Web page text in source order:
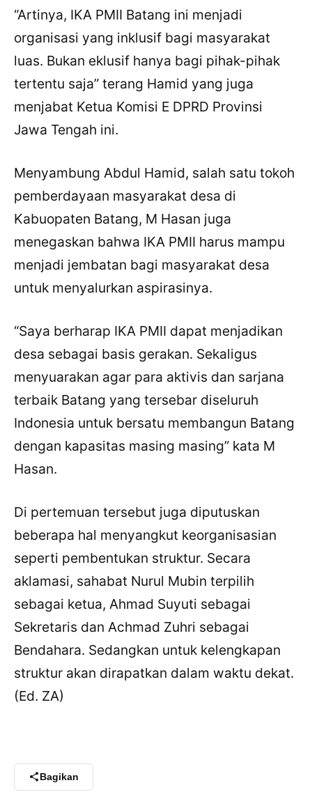
“Artinya, IKA PMII Batang ini menjadi
organisasi yang inklusif bagi masyarakat
luas. Bukan eklusif hanya bagi pihak-pihak
tertentu saja” terang Hamid yang juga
menjabat Ketua Komisi E DPRD Provinsi
Jawa Tengah ini.
Menyambung Abdul Hamid, salah satu tokoh
pemberdayaan masyarakat desa di
Kabuopaten Batang, M Hasan juga
menegaskan bahwa IKA PMII harus mampu
menjadi jembatan bagi masyarakat desa
untuk menyalurkan aspirasinya.
“Saya berharap IKA PMII dapat menjadikan
desa sebagai basis gerakan. Sekaligus
menyuarakan agar para aktivis dan sarjana
terbaik Batang yang tersebar diseluruh
Indonesia untuk bersatu membangun Batang
dengan kapasitas masing masing” kata M
Hasan.
Di pertemuan tersebut juga diputuskan
beberapa hal menyangkut keorganisasian
seperti pembentukan struktur. Secara
aklamasi, sahabat Nurul Mubin terpilih
sebagai ketua, Ahmad Suyuti sebagai
Sekretaris dan Achmad Zuhri sebagai
Bendahara. Sedangkan untuk kelengkapan
struktur akan dirapatkan dalam waktu dekat.
(Ed. ZA)
Bagikan